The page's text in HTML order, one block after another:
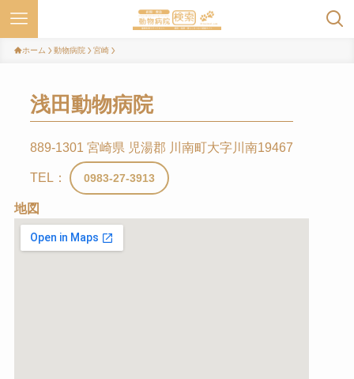
ホーム 動物病院 宮崎
浅田動物病院
889-1301 宮崎県 児湯郡 川南町大字川南19467
TEL： 0983-27-3913
地図